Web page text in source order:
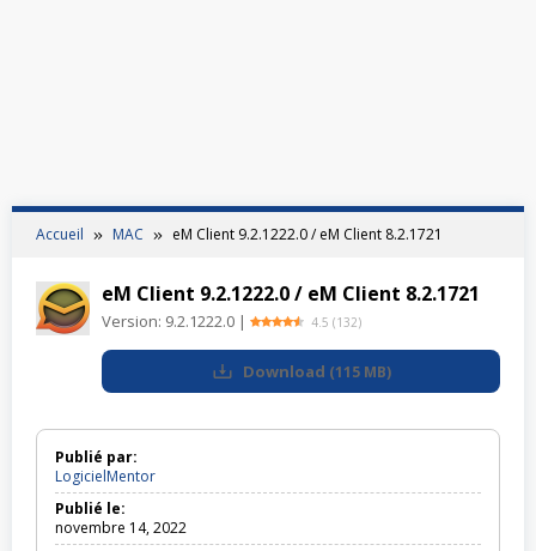
Accueil MAC eM Client 9.2.1222.0 / eM Client 8.2.1721
eM Client 9.2.1222.0 / eM Client 8.2.1721
Version: 9.2.1222.0 | 4.5 (132)
Download (115 MB)
Publié par:
LogicielMentor
Publié le:
novembre 14, 2022